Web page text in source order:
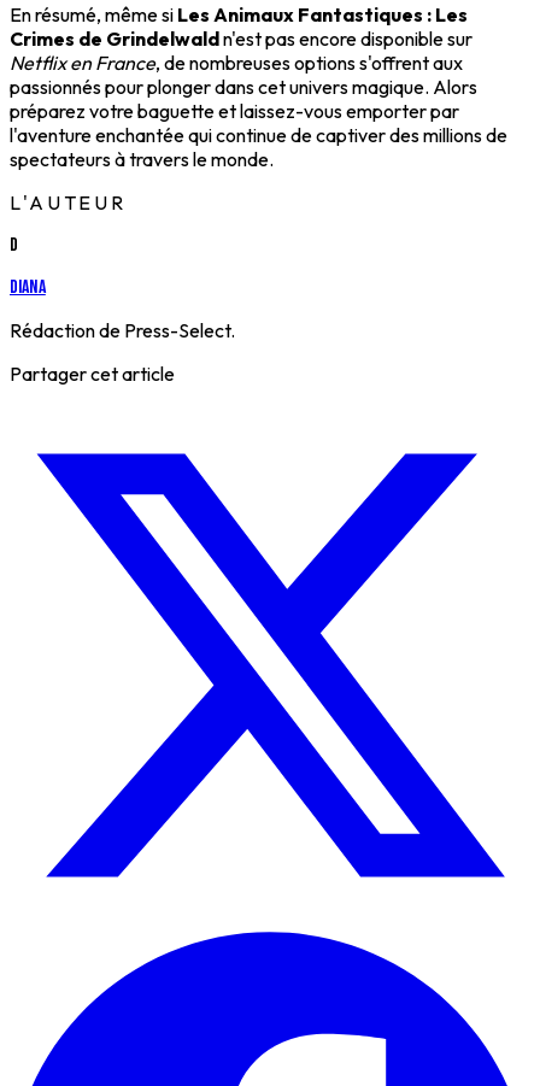
En résumé, même si Les Animaux Fantastiques : Les
Crimes de Grindelwaldn'est pas encore disponible sur
Netflix en France, de nombreuses options s'offrent aux
passionnés pour plonger dans cet univers magique. Alors
préparez votre baguette et laissez-vous emporter par
l'aventure enchantée qui continue de captiver des millions de
spectateurs à travers le monde.
L'AUTEUR
D
Diana
Rédaction de Press-Select.
Partager cet article